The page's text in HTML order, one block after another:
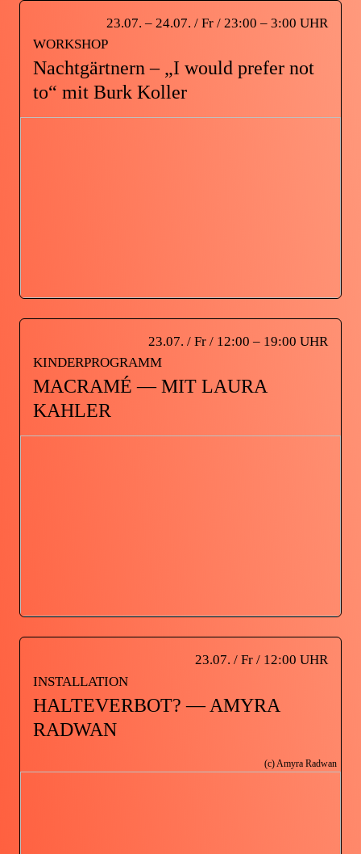
23.07. – 24.07. / Fr / 23:00 – 3:00 UHR
WORKSHOP
Nachtgärtnern – „I would prefer not
to“ mit Burk Koller
23.07. / Fr / 12:00 – 19:00 UHR
KINDERPROGRAMM
MACRAMÉ — MIT LAURA
KAHLER
23.07. / Fr / 12:00 UHR
INSTALLATION
HALTEVERBOT? — AMYRA
RADWAN
(c) Amyra Radwan